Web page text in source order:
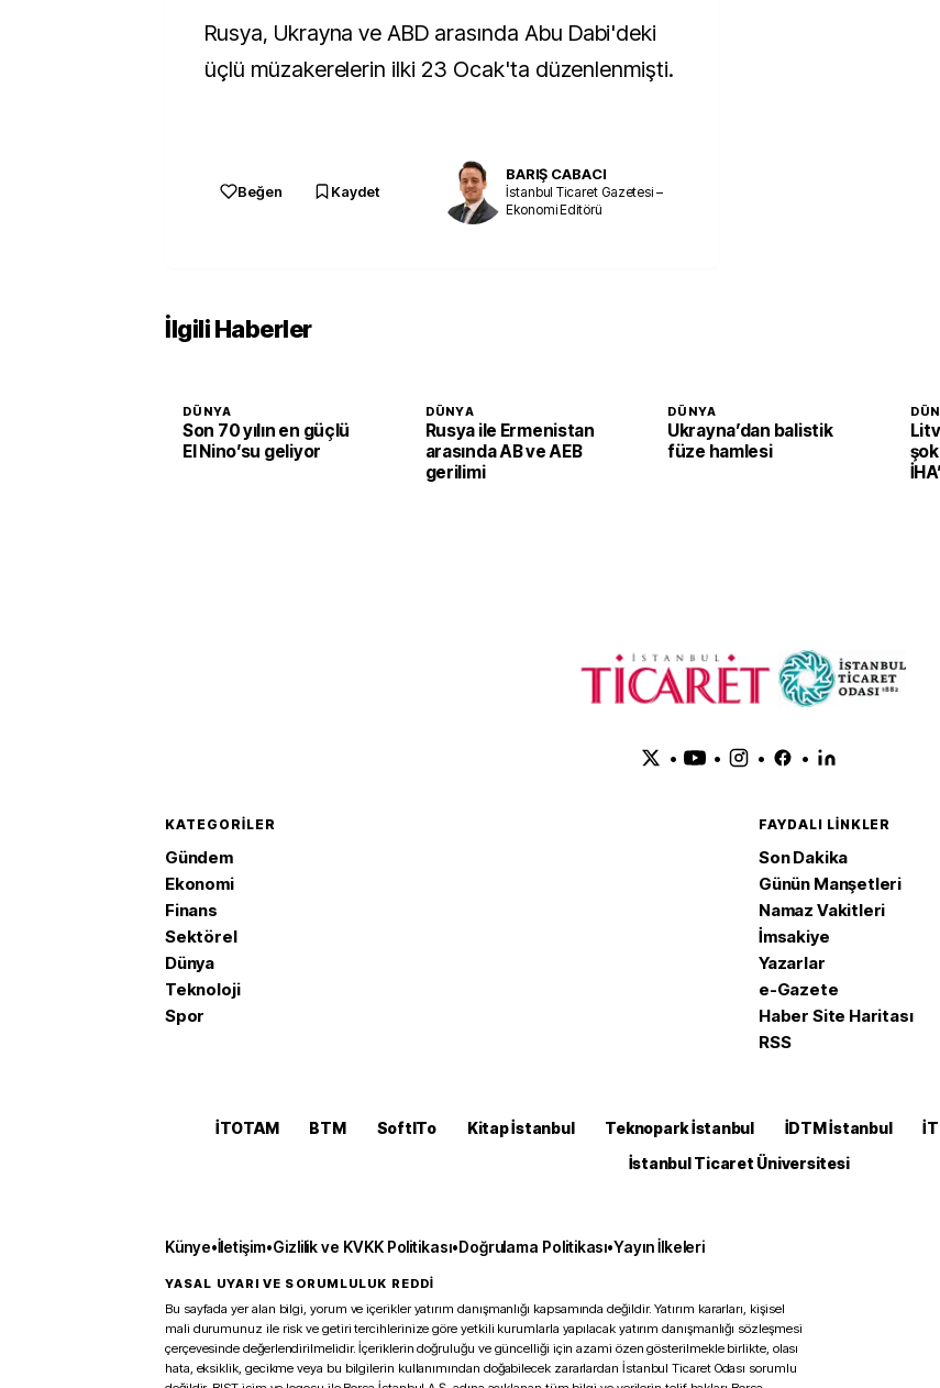
Rusya, Ukrayna ve ABD arasında Abu Dabi'deki
üçlü müzakerelerin ilki 23 Ocak'ta düzenlenmişti.
Beğen Kaydet
BARIŞ CABACI
İstanbul Ticaret Gazetesi –
Ekonomi Editörü
İlgili Haberler
DÜNYA
Son 70 yılın en güçlü
El Nino’su geliyor
DÜNYA
Rusya ile Ermenistan
arasında AB ve AEB
gerilimi
DÜNYA
Ukrayna’dan balistik
füze hamlesi
• • • •
KATEGORILER
Gündem
Ekonomi
Finans
Sektörel
Dünya
Teknoloji
Spor
FAYDALI LINKLER
Son Dakika
Günün Manşetleri
Namaz Vakitleri
İmsakiye
Yazarlar
e-Gazete
Haber Site Haritası
RSS
İTOTAM BTM SoftITo Kitap İstanbul Teknopark İstanbul İDTM İstanbul
İstanbul Ticaret Üniversitesi
Künye•İletişim•Gizlilik ve KVKK Politikası•Doğrulama Politikası•Yayın İlkeleri
YASAL UYARI VE SORUMLULUK REDDİ
Bu sayfada yer alan bilgi, yorum ve içerikler yatırım danışmanlığı kapsamında değildir. Yatırım kararları, kişisel
mali durumunuz ile risk ve getiri tercihlerinize göre yetkili kurumlarla yapılacak yatırım danışmanlığı sözleşmesi
çerçevesinde değerlendirilmelidir. İçeriklerin doğruluğu ve güncelliği için azami özen gösterilmekle birlikte, olası
hata, eksiklik, gecikme veya bu bilgilerin kullanımından doğabilecek zararlardan İstanbul Ticaret Odası sorumlu